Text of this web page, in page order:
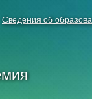
Сведения об